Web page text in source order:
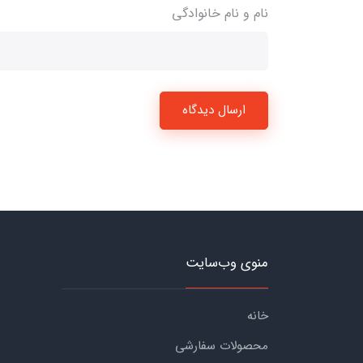
نام و نام خانوادگی
ارسال دیدگاه
منوی وب‌سایت
خانه
محصولات سفارشی